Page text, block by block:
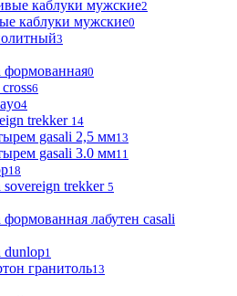
каблуки мужские2
каблуки мужские0
3
0
6
4
trekker 14
gasali 2,5 мм13
gasali 3.0 мм11
18
trekker5
лабутен casali
dunlop1
гранитоль13